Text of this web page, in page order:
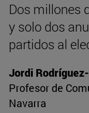
Dos millones
y solo dos
partidos al
Jordi
Profesor de
Navarra